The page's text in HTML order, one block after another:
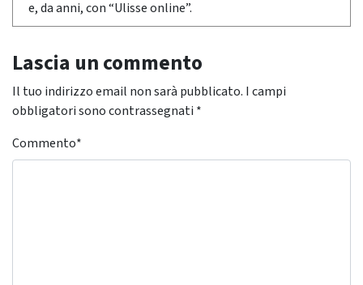
e, da anni, con “Ulisse online”.
Lascia un commento
Il tuo indirizzo email non sarà pubblicato. I campi
obbligatori sono contrassegnati *
Commento*